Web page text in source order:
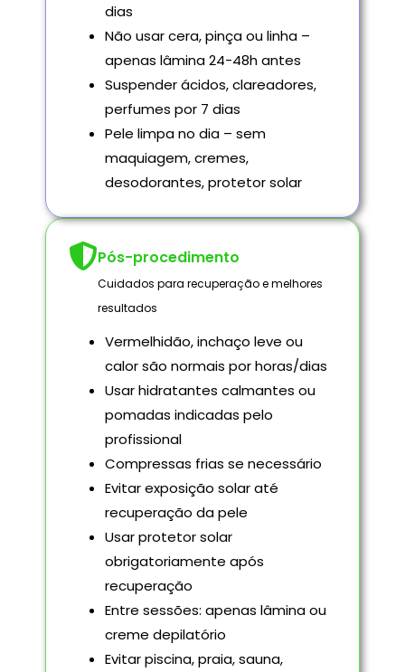
dias
Não usar cera, pinça ou linha –
apenas lâmina 24-48h antes
Suspender ácidos, clareadores,
perfumes por 7 dias
Pele limpa no dia – sem
maquiagem, cremes,
desodorantes, protetor solar
Pós-procedimento
Cuidados para recuperação e melhores
resultados
Vermelhidão, inchaço leve ou
calor são normais por horas/dias
Usar hidratantes calmantes ou
pomadas indicadas pelo
profissional
Compressas frias se necessário
Evitar exposição solar até
recuperação da pele
Usar protetor solar
obrigatoriamente após
recuperação
Entre sessões: apenas lâmina ou
creme depilatório
Evitar piscina, praia, sauna,